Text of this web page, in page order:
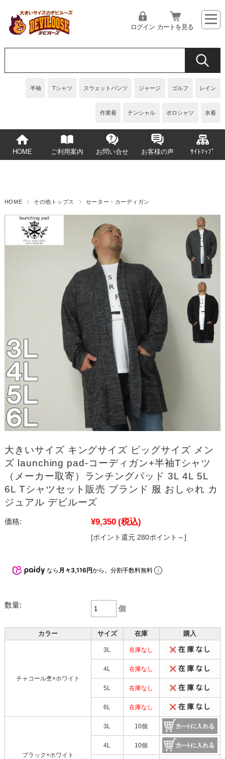
半袖 Tシャツ スウェットパンツ ジャージ ゴルフ レイン
作業着 テンシャル ポロシャツ 水着
ログイン カートを見る
HOME ご利用案内 お問い合せ お客様の声 ｻｲﾄﾏｯﾌﾟ
HOME その他トップス セーター・カーディガン
大きいサイズ キングサイズ ビッグサイズ メン
ズ launching pad-コーディガン+半袖Tシャツ
（メーカー取寄）ランチングパッド 3L 4L 5L
6L Tシャツセット販売 ブランド 服 おしゃれ カ
ジュアル デビルーズ
価格: ¥9,350 (税込)
[ポイント還元 280ポイント～]
なら 月々3,116円から。分割手数料無料
数量: 個
カラー サイズ 在庫 購入
チャコール杢×ホワイト
3L 在庫なし
4L 在庫なし
5L 在庫なし
6L 在庫なし
ブラック×ホワイト
3L 10個
4L 10個